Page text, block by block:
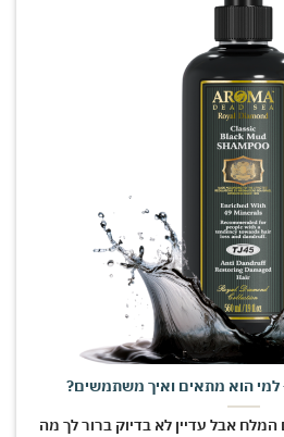
הוא מתאים ואיך משתמשים?
אבל עדיין לא בדיוק ברור לך מה